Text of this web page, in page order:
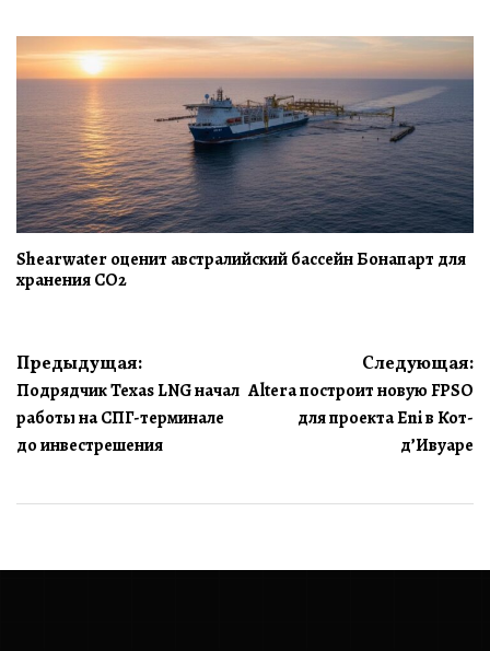
Shearwater оценит австралийский бассейн Бонапарт для
хранения CO2
Навигация
по
записям
Предыдущая:
Подрядчик Texas LNG начал
работы на СПГ-терминале
до инвестрешения
Следующая:
Altera построит новую FPSO
для проекта Eni в Кот-
д’Ивуаре